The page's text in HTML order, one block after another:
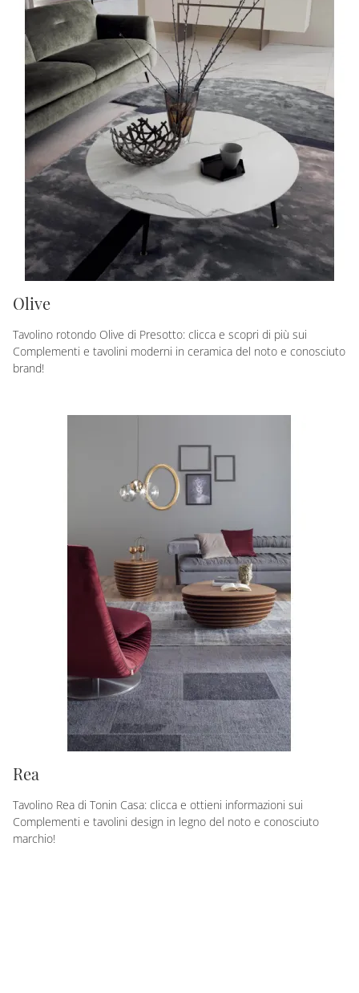
Olive
Tavolino rotondo Olive di Presotto: clicca e scopri di più sui
Complementi e tavolini moderni in ceramica del noto e conosciuto
brand!
Rea
Tavolino Rea di Tonin Casa: clicca e ottieni informazioni sui
Complementi e tavolini design in legno del noto e conosciuto
marchio!